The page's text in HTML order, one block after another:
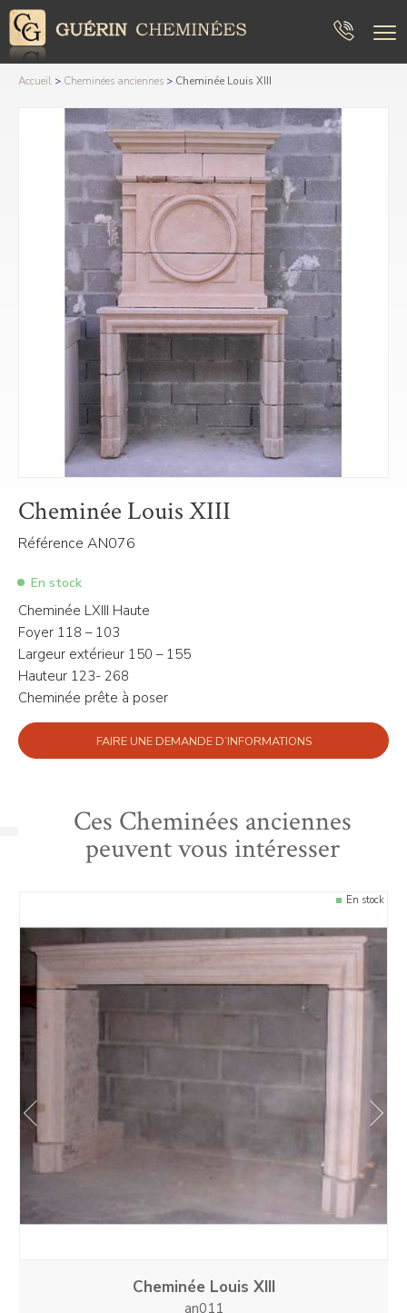
Accueil > Cheminées anciennes > Cheminée Louis XIII
Cheminée Louis XIII
Référence AN076
En stock
Cheminée LXIII Haute
Foyer 118 – 103
Largeur extérieur 150 – 155
Hauteur 123- 268
Cheminée prête à poser
FAIRE UNE DEMANDE D’INFORMATIONS
Ces Cheminées anciennes
peuvent vous intéresser
Cheminée Louis XIII
an011
En stock
prev next